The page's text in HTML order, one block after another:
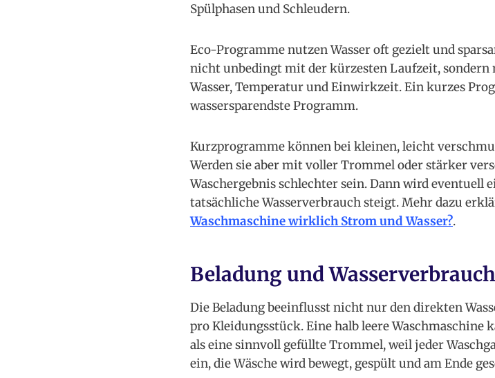
Spülphasen und Schleudern.
Eco-Programme nutzen Wasser oft gezielt und
nicht unbedingt mit der kürzesten Laufzeit,
Wasser, Temperatur und Einwirkzeit. Ein kurzes
wassersparendste Programm.
Kurzprogramme können bei kleinen, leicht
Werden sie aber mit voller Trommel oder stärker
Waschergebnis schlechter sein. Dann wird eventuell
tatsächliche Wasserverbrauch steigt. Mehr dazu
Waschmaschine wirklich Strom und Wasser?.
Beladung und
Die Beladung beeinflusst nicht nur den direkten
pro Kleidungsstück. Eine halb leere Waschmaschine
als eine sinnvoll gefüllte Trommel, weil jeder
ein, die Wäsche wird bewegt, gespült und am Ende